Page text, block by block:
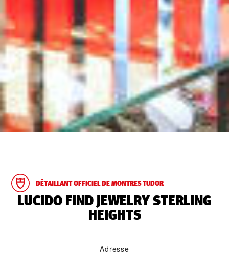
DÉTAILLANT OFFICIEL DE MONTRES TUDOR
‭LUCIDO FIND JEWELRY STERLING
HEIGHTS‬
Adresse